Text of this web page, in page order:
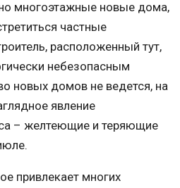
многоэтажные новые дома,
частные
расположенный тут,
небезопасным
новых домов не ведется, на
явление
– желтеющие и теряющие
привлекает многих